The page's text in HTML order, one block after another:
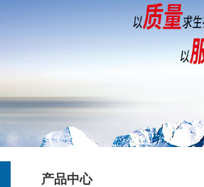
产品中心